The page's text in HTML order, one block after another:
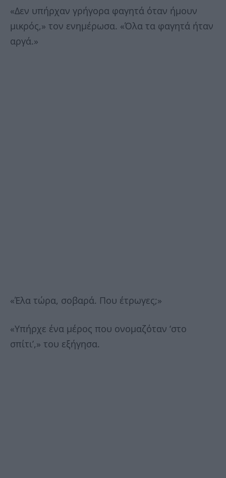
«Δεν υπήρχαν γρήγορα φαγητά όταν ήμουν
μικρός,» τον ενημέρωσα. «Όλα τα φαγητά ήταν
αργά.»
«Έλα τώρα, σοβαρά. Που έτρωγες;»
«Υπήρχε ένα μέρος που ονομαζόταν ‘στο
σπίτι’,» του εξήγησα.